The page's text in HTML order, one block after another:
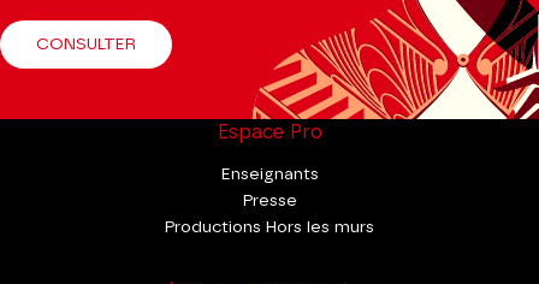
CONSULTER
Espace Pro
Enseignants
Presse
Productions Hors les murs